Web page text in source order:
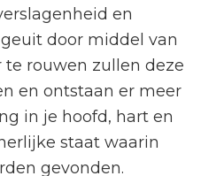
en
door middel van
te rouwen zullen deze
en ontstaan er meer
in je hoofd, hart en
staat waarin
gevonden.